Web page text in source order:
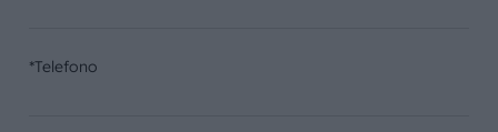
*Telefono